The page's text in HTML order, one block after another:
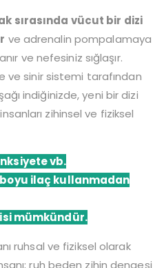
sırasında vücut bir dizi
ve adrenalin pompalamaya
ve nefesiniz sığlaşır.
ve sinir sistemi tarafından
indiğinizde, yeni bir dizi
zihinsel ve fiziksel
vb.
ilaç kullanmadan
mümkündür.
ruhsal ve fiziksel olarak